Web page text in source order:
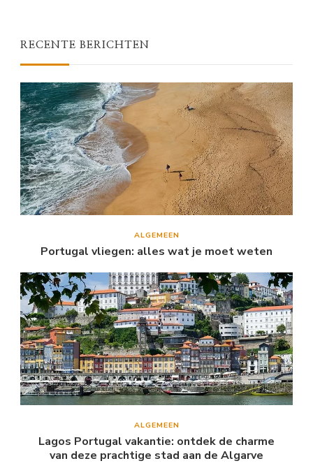
RECENTE BERICHTEN
ALGEMEEN
Portugal vliegen: alles wat je moet weten
ALGEMEEN
Lagos Portugal vakantie: ontdek de charme
van deze prachtige stad aan de Algarve